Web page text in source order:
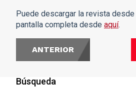
Búsqueda
Puede descargar la revista desde
pantalla completa desde aquí.
ANTERIOR